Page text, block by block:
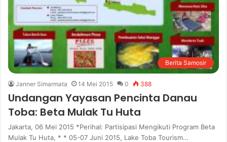
Berita Samosir
Janner Simarmata 14 Mei 2015 0 388
Undangan Yayasan Pencinta Danau
Toba: Beta Mulak Tu Huta
Jakarta, 06 Mei 2015 *Perihal: Partisipasi Mengikuti Program Beta
Mulak Tu Huta, * * 05-07 Juni 2015, Lake Toba Tourism…